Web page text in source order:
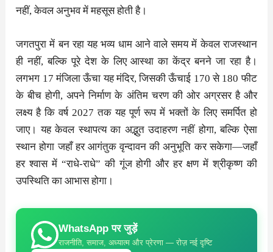
नहीं, केवल अनुभव में महसूस होती है।
जगतपुरा में बन रहा यह भव्य धाम आने वाले समय में केवल राजस्थान
ही नहीं, बल्कि पूरे देश के लिए आस्था का केंद्र बनने जा रहा है।
लगभग 17 मंजिला ऊँचा यह मंदिर, जिसकी ऊँचाई 170 से 180 फीट
के बीच होगी, अपने निर्माण के अंतिम चरण की ओर अग्रसर है और
लक्ष्य है कि वर्ष 2027 तक यह पूर्ण रूप में भक्तों के लिए समर्पित हो
जाए। यह केवल स्थापत्य का अद्भुत उदाहरण नहीं होगा, बल्कि ऐसा
स्थान होगा जहाँ हर आगंतुक वृन्दावन की अनुभूति कर सकेगा—जहाँ
हर श्वास में “राधे-राधे” की गूंज होगी और हर क्षण में श्रीकृष्ण की
उपस्थिति का आभास होगा।
WhatsApp पर जुड़ें
राजनीति, समाज, अध्यात्म और प्रेरणा — रोज़ नई दृष्टि